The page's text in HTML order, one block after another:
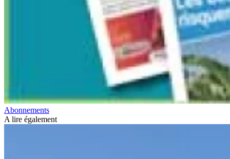
Abonnements
A lire également